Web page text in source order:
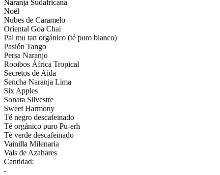
Naranja Sudafricana
Noël
Nubes de Caramelo
Oriental Goa Chai
Pai mu tan orgánico (té puro blanco)
Pasión Tango
Persa Naranjo
Rooibos África Tropical
Secretos de Aída
Sencha Naranja Lima
Six Apples
Sonata Silvestre
Sweet Harmony
Té negro descafeinado
Té orgánico puro Pu-erh
Té verde descafeinado
Vainilla Milenaria
Vals de Azahares
Cantidad:
-